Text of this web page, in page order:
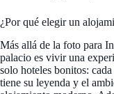
¿Por qué elegir un
Más allá de la foto para
palacio es vivir una
solo hoteles bonitos:
tiene su leyenda y el